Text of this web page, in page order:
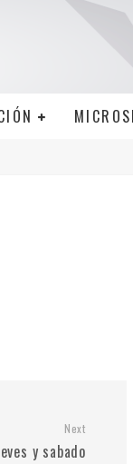
Next
y sabado